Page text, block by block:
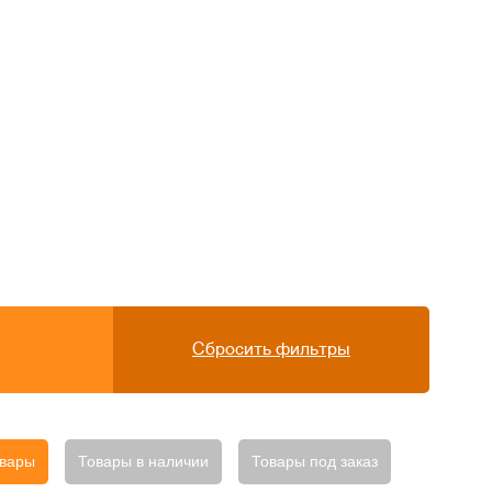
Сбросить фильтры
Товары в наличии Товары под заказ